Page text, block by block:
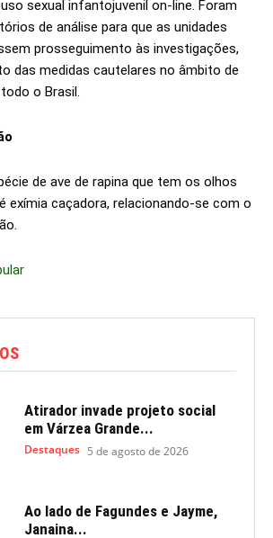
sexual infantojuvenil on-line. Foram
de análise para que as unidades
prosseguimento às investigações,
das medidas cautelares no âmbito de
o Brasil.
de ave de rapina que tem os olhos
exímia caçadora, relacionando-se com o
Atirador invade projeto social
em Várzea Grande...
Destaques 5 de agosto de 2026
Ao lado de Fagundes e Jayme,
Janaina...